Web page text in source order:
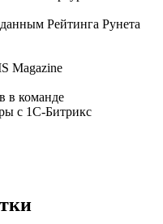
Рейтинга Рунета
Magazine
в команде
с 1С-Битрикс